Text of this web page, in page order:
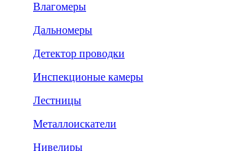
Влагомеры
Дальномеры
Детектор проводки
Инспекционые камеры
Лестницы
Металлоискатели
Нивелиры